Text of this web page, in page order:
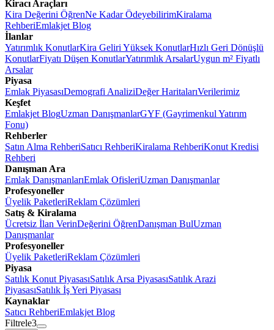
Kiracı Araçları
Kira Değerini ÖğrenNe Kadar ÖdeyebilirimKiralama
RehberiEmlakjet Blog
İlanlar
Yatırımlık KonutlarKira Geliri Yüksek KonutlarHızlı Geri Dönüşlü
KonutlarFiyatı Düşen KonutlarYatırımlık ArsalarUygun m² Fiyatlı
Arsalar
Piyasa
Emlak PiyasasıDemografi AnaliziDeğer HaritalarıVerilerimiz
Keşfet
Emlakjet BlogUzman DanışmanlarGYF (Gayrimenkul Yatırım
Fonu)
Rehberler
Satın Alma RehberiSatıcı RehberiKiralama RehberiKonut Kredisi
Rehberi
Danışman Ara
Emlak DanışmanlarıEmlak OfisleriUzman Danışmanlar
Profesyoneller
Üyelik PaketleriReklam Çözümleri
Satış & Kiralama
Ücretsiz İlan VerinDeğerini ÖğrenDanışman BulUzman
Danışmanlar
Profesyoneller
Üyelik PaketleriReklam Çözümleri
Piyasa
Satılık Konut PiyasasıSatılık Arsa PiyasasıSatılık Arazi
PiyasasıSatılık İş Yeri Piyasası
Kaynaklar
Satıcı RehberiEmlakjet Blog
Filtrele3